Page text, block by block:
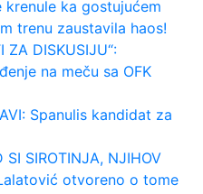
krenule ka gostujućem
trenu zaustavila haos!
ZA DISKUSIJU“:
na meču sa OFK
Spanulis kandidat za
SI SIROTINJA, NJIHOV
otvoreno o tome